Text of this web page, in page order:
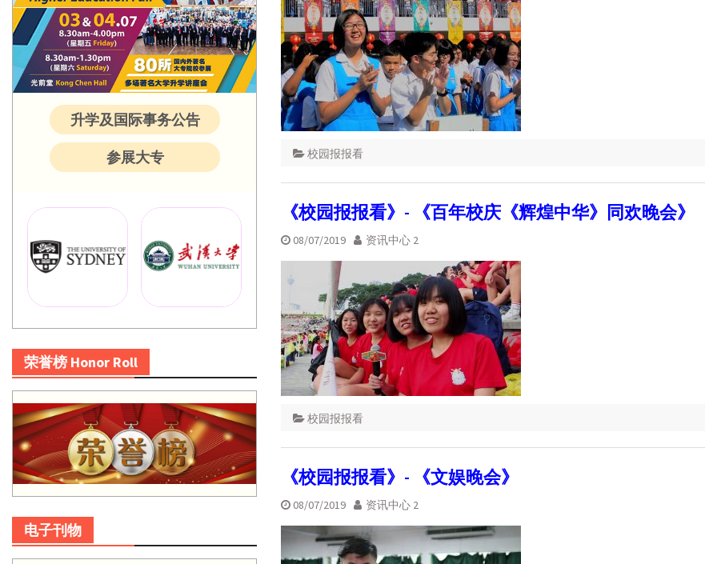
校园报报看
《校园报报看》- 《百年校庆《辉煌中华》同欢晚会》
08/07/2019 资讯中心 2
校园报报看
《校园报报看》- 《文娱晚会》
08/07/2019 资讯中心 2
升学及国际事务公告
参展大专
荣誉榜 Honor Roll
电子刊物